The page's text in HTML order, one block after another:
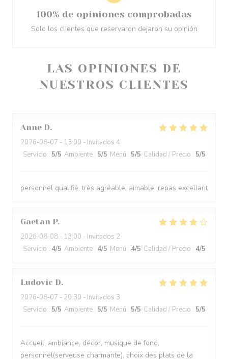
LAS OPINIONES DE
NUESTROS CLIENTES
Anne D
2026-08-07 - 13:00 - Invitados 4
Servicio : 5/5 Ambiente : 5/5 Menú : 5/5 Calidad / Precio : 5/5
personnel qualifié, très agréable, aimable. repas excellant
Gaetan P
2026-08-08 - 13:00 - Invitados 2
Servicio : 4/5 Ambiente : 4/5 Menú : 4/5 Calidad / Precio : 4/5
Ludovic D
2026-08-07 - 20:30 - Invitados 3
Servicio : 5/5 Ambiente : 5/5 Menú : 5/5 Calidad / Precio : 5/5
Accueil, ambiance, décor, musique de fond,
personnel(serveuse charmante), choix des plats de la
100% de opiniones comprobadas
Solo los clientes que reservaron dejaron su opinión